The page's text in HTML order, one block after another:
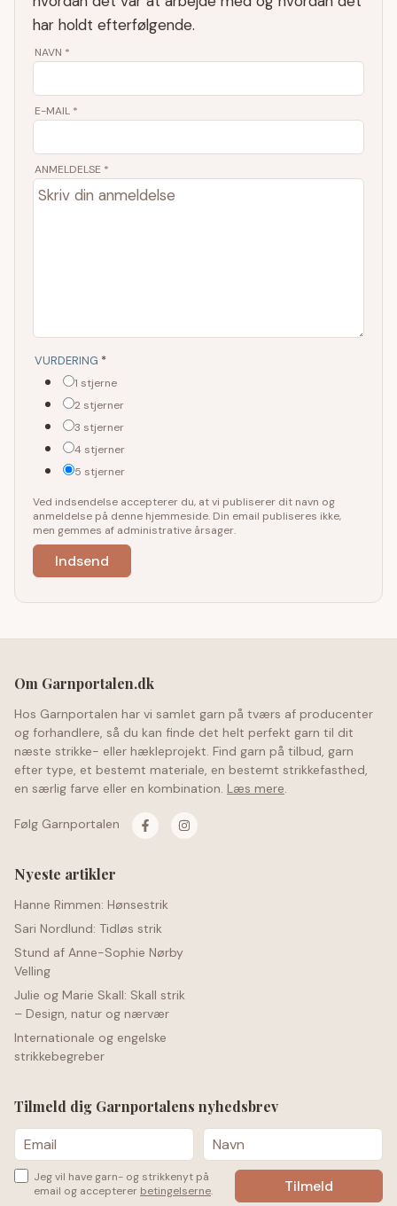
har holdt efterfølgende.
NAVN *
E-MAIL *
ANMELDELSE *
VURDERING *
1 stjerne
2 stjerner
3 stjerner
4 stjerner
5 stjerner
Ved indsendelse accepterer du, at vi publiserer dit navn og
anmeldelse på denne hjemmeside. Din email publiseres ikke,
men gemmes af administrative årsager.
Om Garnportalen.dk
Hos Garnportalen har vi samlet garn på tværs af producenter
og forhandlere, så du kan finde det helt perfekt garn til dit
næste strikke- eller hækleprojekt. Find garn på tilbud, garn
efter type, et bestemt materiale, en bestemt strikkefasthed,
en særlig farve eller en kombination. Læs mere.
Følg Garnportalen
Nyeste artikler
Hanne Rimmen: Hønsestrik
Sari Nordlund: Tidløs strik
Stund af Anne-Sophie Nørby
Velling
Julie og Marie Skall: Skall strik
– Design, natur og nærvær
Internationale og engelske
strikkebegreber
Tilmeld dig Garnportalens nyhedsbrev
Jeg vil have garn- og strikkenyt på
email og accepterer betingelserne.